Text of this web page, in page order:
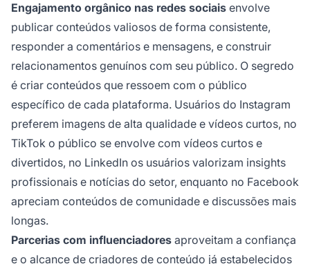
Engajamento orgânico nas redes sociais envolve
publicar conteúdos valiosos de forma consistente,
responder a comentários e mensagens, e construir
relacionamentos genuínos com seu público. O segredo
é criar conteúdos que ressoem com o público
específico de cada plataforma. Usuários do Instagram
preferem imagens de alta qualidade e vídeos curtos, no
TikTok o público se envolve com vídeos curtos e
divertidos, no LinkedIn os usuários valorizam insights
profissionais e notícias do setor, enquanto no Facebook
apreciam conteúdos de comunidade e discussões mais
longas.
Parcerias com influenciadores aproveitam a confiança
e o alcance de criadores de conteúdo já estabelecidos